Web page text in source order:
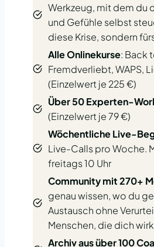
Werkzeug, mit dem du
und Gefühle selbst
diese Krise, sondern
Alle Onlinekurse: Back
Fremdverliebt, WAPS,
(Einzelwert je 225 €)
Über 50 Experten-
(Einzelwert je 79 €)
Wöchentliche Live-
Live-Calls pro Woche.
freitags 10 Uhr
Community mit 270+
genau wissen, wo du
Austausch ohne
Menschen, die dich
Archiv aus über 100